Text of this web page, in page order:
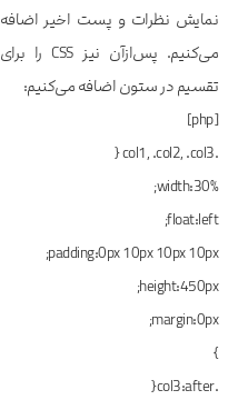
نمایش نظرات و پست اخیر اضافه
می‌کنیم. پس‌ازآن نیز CSS را برای
تقسیم در ستون اضافه می‌کنیم:
[php]
.col1, .col2, .col3 {
width:30%;
float:left;
padding:0px 10px 10px 10px;
height:450px;
margin:0px;
}
.col3:after{